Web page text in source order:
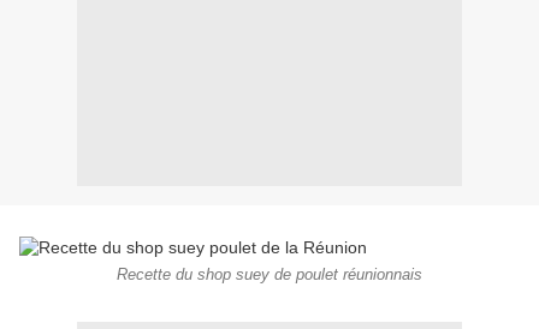
Recette du shop suey de poulet réunionnais